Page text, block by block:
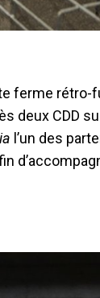
ferme rétro-
deux CDD
l’un des